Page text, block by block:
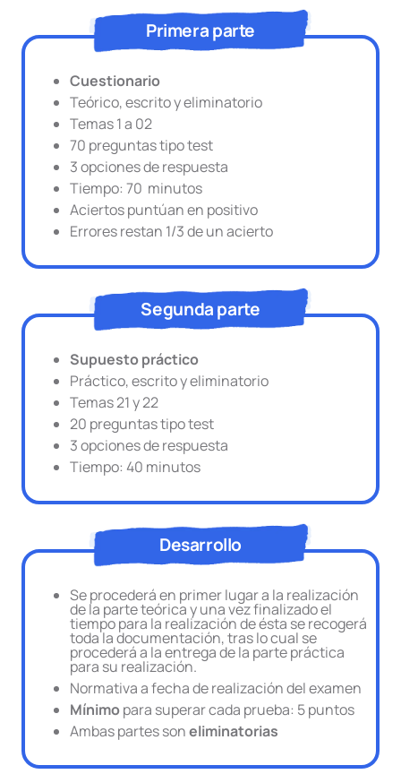
Primera parte
Cuestionario
Teórico, escrito y eliminatorio
Temas 1 a 02
70 preguntas tipo test
3 opciones de respuesta
Tiempo: 70 minutos
Aciertos puntúan en positivo
Errores restan 1/3 de un acierto
Segunda parte
Supuesto práctico
Práctico, escrito y eliminatorio
Temas 21 y 22
20 preguntas tipo test
3 opciones de respuesta
Tiempo: 40 minutos
Desarrollo
Se procederá en primer lugar a la realización
de la parte teórica y una vez finalizado el
tiempo para la realización de ésta se recogerá
toda la documentación, tras lo cual se
procederá a la entrega de la parte práctica
para su realización.
Normativa a fecha de realización del examen
Mínimopara superar cada prueba: 5 puntos
Ambas partes soneliminatorias